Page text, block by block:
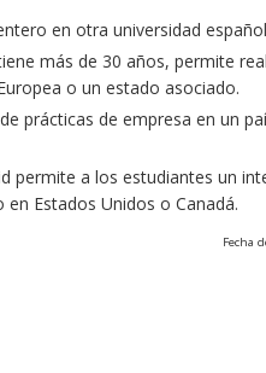
en otra universidad
más de 30 años, permite
o un estado asociado.
prácticas de empresa en un
permite a los estudiantes un
Estados Unidos o Canadá.
Fecha